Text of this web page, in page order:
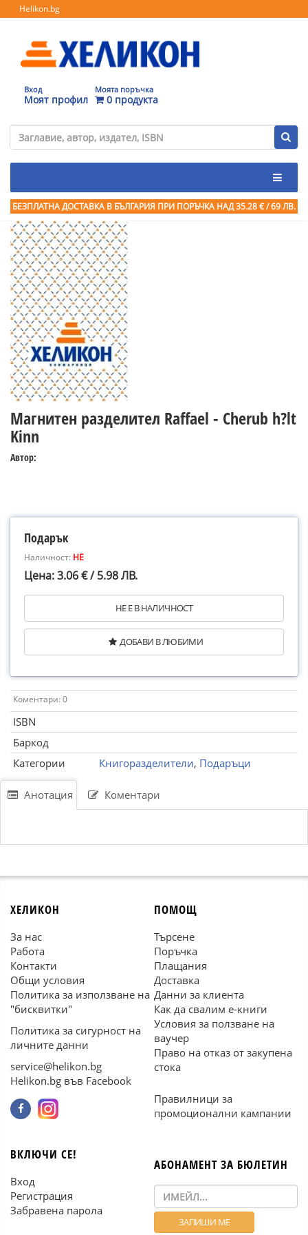
Helikon.bg
Вход
Моят профил
Моята поръчка
0 продукта
БЕЗПЛАТНА ДОСТАВКА В БЪЛГАРИЯ ПРИ ПОРЪЧКА НАД 35.28 € / 69 ЛВ.
Магнитен разделител Raffael - Cherub h?lt
Kinn
Автор:
Подарък
Наличност: НЕ
Цена: 3.06 € / 5.98 ЛВ.
НЕ Е В НАЛИЧНОСТ
ДОБАВИ В ЛЮБИМИ
Коментари: 0
ISBN
Баркод
Категории
Книгоразделители, Подаръци
Анотация Коментари
ХЕЛИКОН
За нас
Работа
Контакти
Общи условия
Политика за използване на
"бисквитки"
Политика за сигурност на
личните данни
service@helikon.bg
Helikon.bg във Facebook
ПОМОЩ
Търсене
Поръчка
Плащания
Доставка
Данни за клиента
Как да свалим е-книги
Условия за ползване на
ваучер
Право на отказ от закупена
стока
Правилници за
промоционални кампании
ВКЛЮЧИ СЕ!
Вход
Регистрация
Забравена парола
АБОНАМЕНТ ЗА БЮЛЕТИН